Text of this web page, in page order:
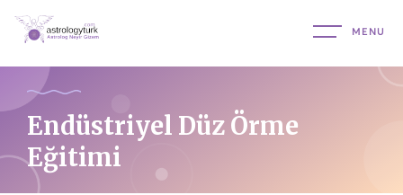
Endüstriyel Düz Örme
Eğitimi